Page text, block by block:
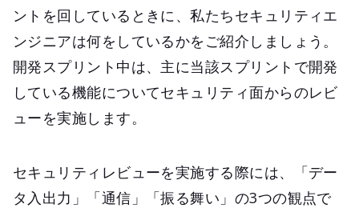
ントを回しているときに、私たちセキュリティエ
ンジニアは何をしているかをご紹介しましょう。
開発スプリント中は、主に当該スプリントで開発
している機能についてセキュリティ面からのレビ
ューを実施します。
セキュリティレビューを実施する際には、「デー
タ入出力」「通信」「振る舞い」の3つの観点で